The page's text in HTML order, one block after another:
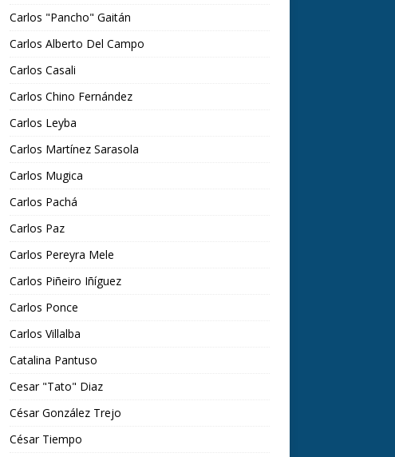
Carlos "Pancho" Gaitán
Carlos Alberto Del Campo
Carlos Casali
Carlos Chino Fernández
Carlos Leyba
Carlos Martínez Sarasola
Carlos Mugica
Carlos Pachá
Carlos Paz
Carlos Pereyra Mele
Carlos Piñeiro Iñíguez
Carlos Ponce
Carlos Villalba
Catalina Pantuso
Cesar "Tato" Diaz
César González Trejo
César Tiempo